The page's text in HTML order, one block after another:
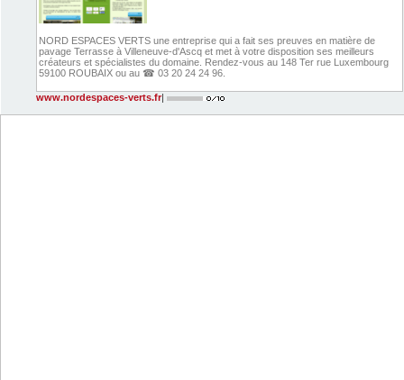
NORD ESPACES VERTS une entreprise qui a fait ses preuves en matière de
pavage Terrasse à Villeneuve-d'Ascq et met à votre disposition ses meilleurs
créateurs et spécialistes du domaine. Rendez-vous au 148 Ter rue Luxembourg
59100 ROUBAIX ou au ☎ 03 20 24 24 96.
www.nordespaces-verts.fr|